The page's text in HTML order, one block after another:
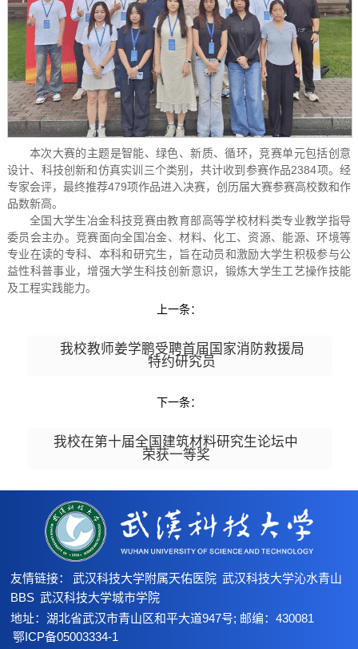
本次大赛的主题是智能、绿色、新质、循环，竞赛单元包括创意
设计、科技创新和仿真实训三个类别，共计收到参赛作品2384项。经
专家会评，最终推荐479项作品进入决赛，创历届大赛参赛高校数和作
品数新高。
全国大学生冶金科技竞赛由教育部高等学校材料类专业教学指导
委员会主办。竞赛面向全国冶金、材料、化工、资源、能源、环境等
专业在读的专科、本科和研究生，旨在动员和激励大学生积极参与公
益性科普事业，增强大学生科技创新意识，锻炼大学生工艺操作技能
及工程实践能力。
上一条：
我校教师姜学鹏受聘首届国家消防救援局
特约研究员
下一条：
我校在第十届全国建筑材料研究生论坛中
荣获一等奖
友情链接： 武汉科技大学附属天佑医院 武汉科技大学沁水青山
BBS 武汉科技大学城市学院
地址：湖北省武汉市青山区和平大道947号; 邮编：430081
鄂ICP备05003334-1